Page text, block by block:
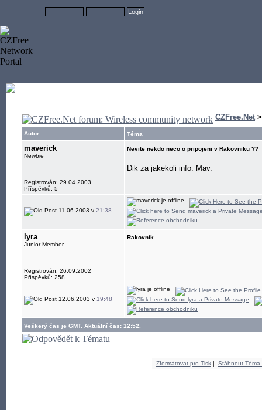
CZFree.Net
Autor Téma
maverick
Newbie
Registrován: 29.04.2003
Příspěvků: 5
Nevite nekdo neco o pripojeni v Rakovniku ??
Dik za jakekoli info. Mav.
11.06.2003 v 21:38
lyra
Junior Member
Registrován: 26.09.2002
Příspěvků: 258
Rakovník
12.06.2003 v 19:48
Veškerý čas je GMT. Aktuální čas: 12:52.
Zformátovat pro Tisk | Stáhnout Téma